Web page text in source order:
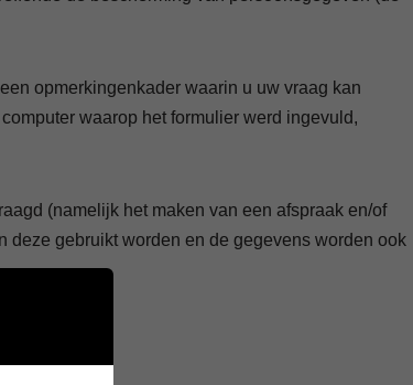
opmerkingenkader waarin u uw vraag kan
waarop het formulier werd ingevuld,
(namelijk het maken van een afspraak en/of
deze gebruikt worden en de gegevens worden ook